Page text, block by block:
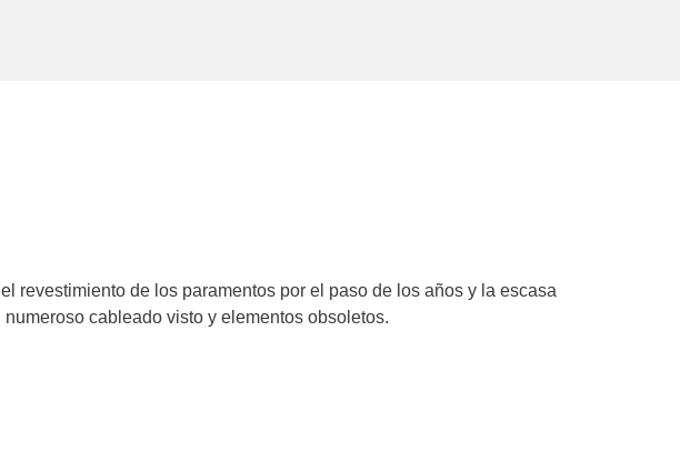
revestimiento de los paramentos por el paso de los años y la escasa
cableado visto y elementos obsoletos.